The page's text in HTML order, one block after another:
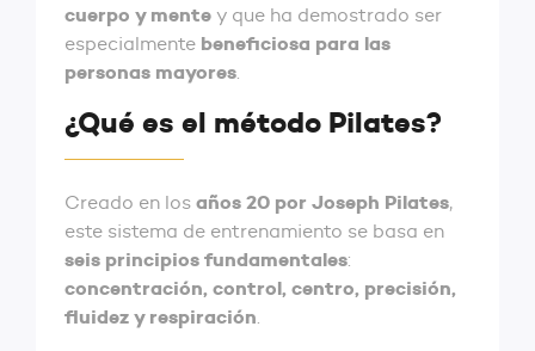
cuerpo y mente y que ha demostrado ser
especialmente beneficiosa para las
personas mayores.
‌¿Qué es el método Pilates?
Creado en los años 20 por Joseph Pilates,
este sistema de entrenamiento se basa en
seis principios fundamentales:
concentración, control, centro, precisión,
fluidez y respiración.